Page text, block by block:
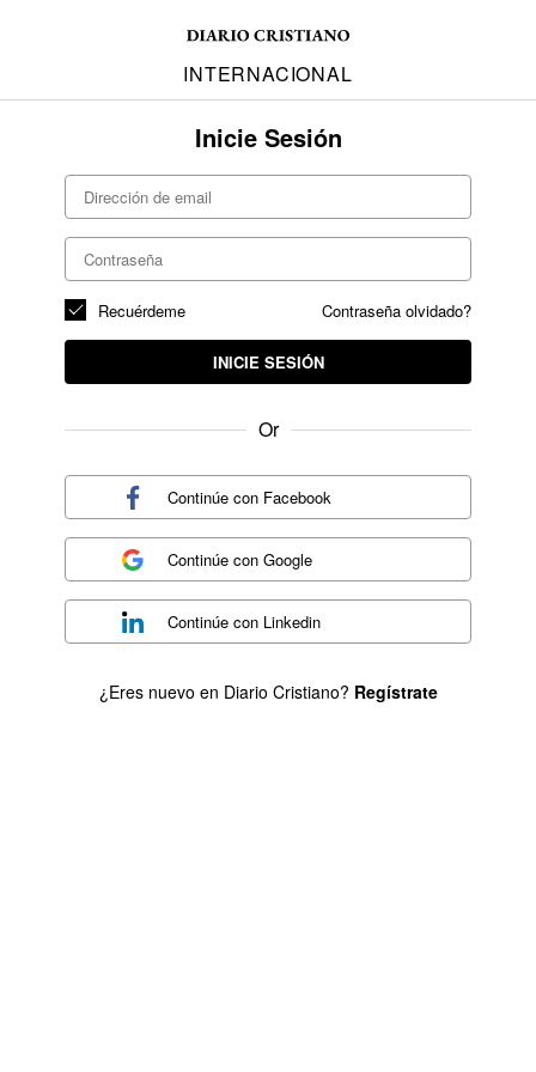
INTERNACIONAL
Inicie Sesión
Contraseña olvidado?
Recuérdeme
INICIE SESIÓN
Or
Continúe con Facebook
Continúe conGoogle
Continúe con Linkedin
¿Eres nuevo en Diario Cristiano? Regístrate